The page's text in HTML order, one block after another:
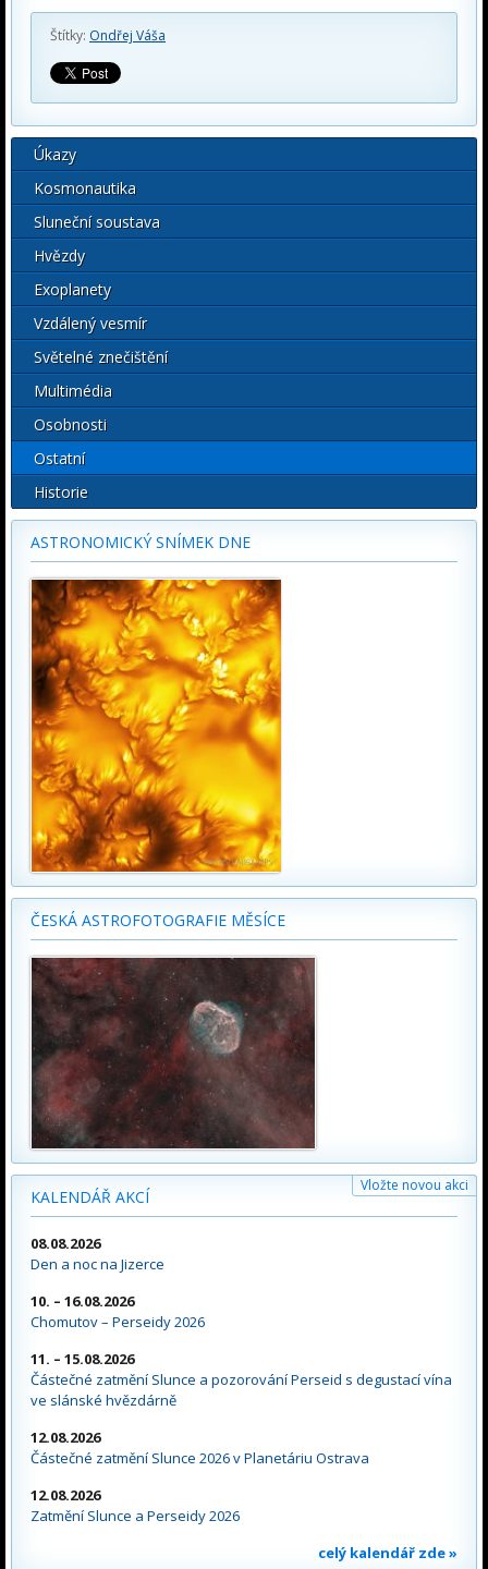
Štítky: Ondřej Váša
Úkazy
Kosmonautika
Sluneční soustava
Hvězdy
Exoplanety
Vzdálený vesmír
Světelné znečištění
Multimédia
Osobnosti
Ostatní
Historie
ASTRONOMICKÝ SNÍMEK DNE
ČESKÁ ASTROFOTOGRAFIE MĚSÍCE
KALENDÁŘ AKCÍ
Vložte novou akci
08.08.2026
Den a noc na Jizerce
10. – 16.08.2026
Chomutov – Perseidy 2026
11. – 15.08.2026
Částečné zatmění Slunce a pozorování Perseid s degustací vína
ve slánské hvězdárně
12.08.2026
Částečné zatmění Slunce 2026 v Planetáriu Ostrava
12.08.2026
Zatmění Slunce a Perseidy 2026
celý kalendář zde »